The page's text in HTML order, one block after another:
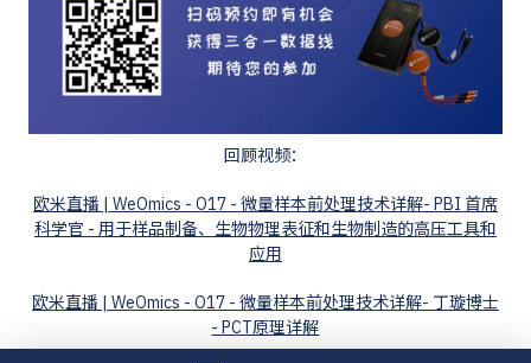
回顾视频：
欧米直播 | WeOmics - O17 - 微量样本前处理技术详解- PBI 首席
科学官 - 用于样品制备、生物物理表征和生物制造的高压工具和
应用
欧米直播 | WeOmics - O17 - 微量样本前处理技术详解- 丁璇博士
- PCT原理详解